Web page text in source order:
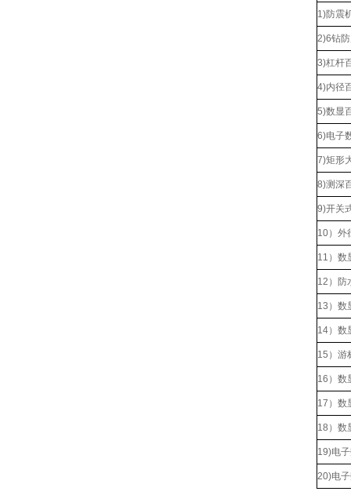
1)防震
2)6钻
3)杠杆
4)内径
5)数显
6)电子
7)矩形
8)测深
9)开关
10）外
11）数
12）防
13）数
14）数
15）游
16）数
17）数
18）数
19)电
20)电